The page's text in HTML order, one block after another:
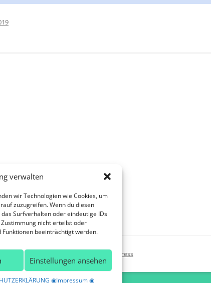
verwalten
wir Technologien wie Cookies, um
zuzugreifen. Wenn du diesen
Surfverhalten oder eindeutige IDs
nicht erteilst oder
beeinträchtigt werden.
Einstellungen ansehen
◉Impressum ◉
◉ Stolz präsentiert von WordPress